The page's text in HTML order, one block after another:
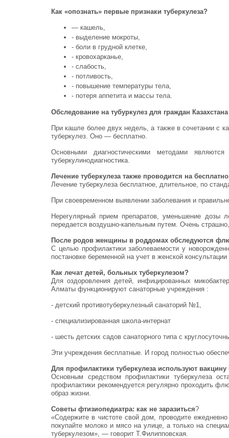
Как «опознать» первые признаки туберкулеза?
— кашель,
- выделение мокроты,
- боли в грудной клетке,
- кровохарканье,
- слабость,
- потливость,
- повышение температуры тела,
- потеря аппетита и массы тела.
Обследование на тубуркулез для граждан
При кашле более двух недель, а также в сочетании с
туберкулез. Оно — бесплатно.
Основными диагностическими методами
туберкулинодиагностика.
Лечение туберкулеза также проводится на
Лечение туберкулеза бесплатное, длительное, по
При своевременном выявлении заболевания и
Нерегулярный прием препаратов, уменьшение дозы
передается воздушно-капельным путем. Очень
После родов женщины в роддомах обследуются
С целью профилактики заболеваемости у
постановке беременной на учет в женской
Как лечат детей, больных туберкулезом?
Для оздоровления детей, инфицированных
Алматы функционируют санаторные учреждения :
- детский противотуберкулезный санаторий №1,
- специализированная школа-интернат
- шесть детских садов санаторного типа с
Эти учреждения бесплатные. И город полностью
Для профилактики туберкулеза используют
Основным средством профилактики туберкулеза
профилактики рекомендуется регулярно проходить
образ жизни.
Советы фтизиопедиатра: как не заразиться?
«Содержите в чистоте свой дом, проводите
покупайте молоко и мясо на улице, а только на
туберкулезом», — говорит Т.Филипповская.